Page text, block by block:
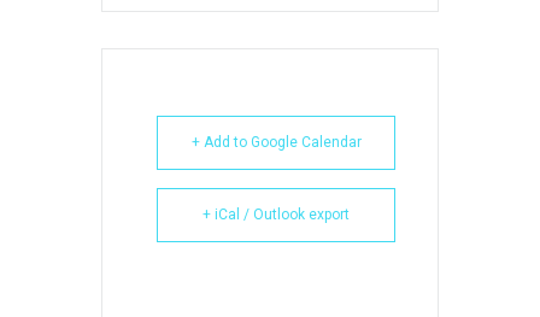
+ Add to Google Calendar
+ iCal / Outlook export